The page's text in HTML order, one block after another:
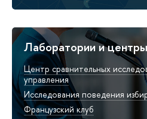
Лаборатории и центры
Центр сравнительных
управления
Исследования поведения
Французский клуб